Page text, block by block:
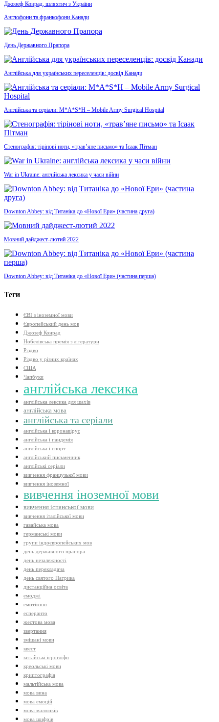
Джозеф Конрад, шляхтич з України
Англофони та франкофони Канади
День Державного Прапора
Англійська для українських переселенців: досвід Канади
Англійська та серіали: M*A*S*H – Mobile Army Surgical Hospital
Стенографія: тірінові ноти, «трав’яне письмо» та Ісаак Пітман
War in Ukraine: англійська лексика у часи війни
Downton Abbey: від Титаніка до «Нової Ери» (частина друга)
Мовний дайджест-лютий 2022
Downton Abbey: від Титаніка до «Нової Ери» (частина перша)
Теги
ЄВІ з іноземної мови
Європейський день мов
Джозеф Конрад
Нобелівська премія з літератури
Різдво
Різдво у різних країнах
США
Чапбуки
англійська лексика
англійська лексика для шахів
англійська мова
англійська та серіали
англійська і коронавірус
англійська і пандемія
англійська і спорт
англійський письменник
англійські серіали
вивчення французької мови
вивчення іноземної
вивчення іноземної мови
вивчення іспанської мови
вивчення італійської мови
гавайська мова
германські мови
групи індоєвропейських мов
день державного прапора
день незалежності
день перекладача
день святого Патрика
дистанційна освіта
емоджі
емотікони
есперанто
жестова мова
звертання
змішані мови
квест
китайські ієрогліфи
креольські мови
криптографія
мальтійська мова
мова вина
мова емоцій
мова малюнків
мова шифрів